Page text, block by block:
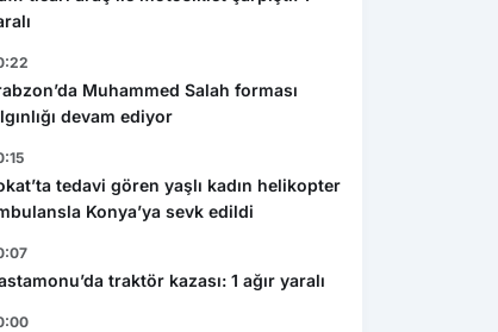
Muhammed Salah forması
devam ediyor
tedavi gören yaşlı kadın helikopter
Konya’ya sevk edildi
traktör kazası: 1 ağır yaralı